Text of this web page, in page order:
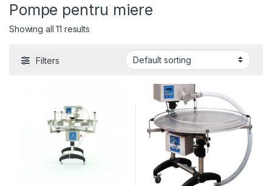
Pompe pentru miere
Showing all 11 results
Filters